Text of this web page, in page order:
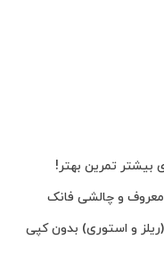
بیشتر تمرین بهتر!
و چالشی فانک
و استوری) بدون کپی